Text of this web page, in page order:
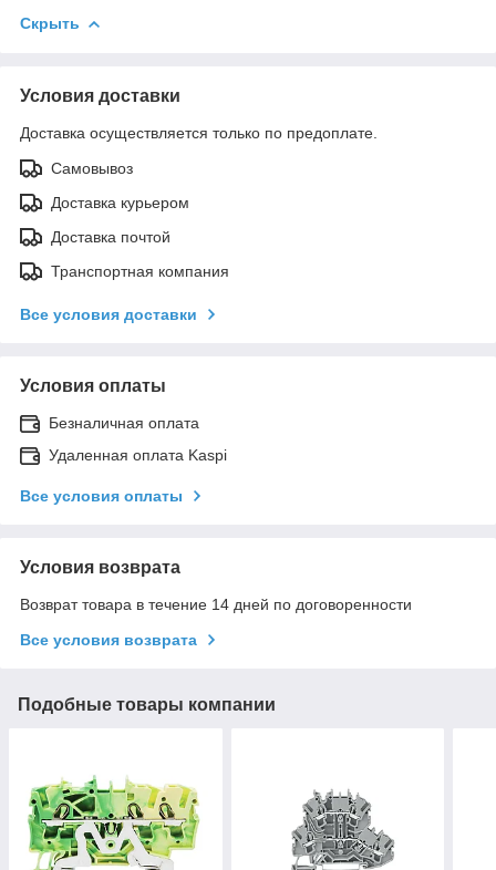
Скрыть
Условия доставки
Доставка осуществляется только по предоплате.
Самовывоз
Доставка курьером
Доставка почтой
Транспортная компания
Все условия доставки
Условия оплаты
Безналичная оплата
Удаленная оплата Kaspi
Все условия оплаты
Условия возврата
Возврат товара в течение 14 дней по договоренности
Все условия возврата
Подобные товары компании